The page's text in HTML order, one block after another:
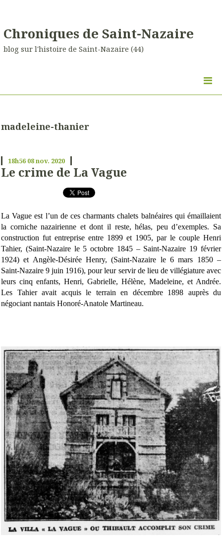
Chroniques de Saint-Nazaire
blog sur l'histoire de Saint-Nazaire (44)
madeleine-thanier
18h56 08nov. 2020
Le crime de La Vague
La Vague est l’un de ces charmants chalets balnéaires qui émaillaient
la corniche nazairienne et dont il reste, hélas, peu d’exemples. Sa
construction fut entreprise entre 1899 et 1905, par le couple Henri
Tahier, (Saint-Nazaire le 5 octobre 1845 – Saint-Nazaire 19 février
1924) et Angèle-Désirée Henry, (Saint-Nazaire le 6 mars 1850 –
Saint-Nazaire 9 juin 1916), pour leur servir de lieu de villégiature avec
leurs cinq enfants, Henri, Gabrielle, Hélène, Madeleine, et Andrée.
Les Tahier avait acquis le terrain en décembre 1898 auprès du
négociant nantais Honoré-Anatole Martineau.